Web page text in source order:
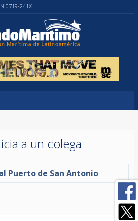
0719-241X
a un colega
Puerto de San Antonio